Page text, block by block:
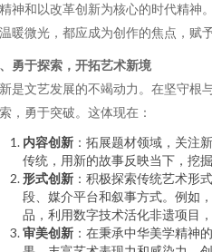
神和以改革创新为核心的时代精神
暖微光，都应成为创作的焦点，赋
勇于探索，开拓艺术新境
是文艺发展的不竭动力。在坚守根
，勇于突破。这体现在：
内容创新 ：拓展题材领域，关注
传统，用新的故事反映当下，挖
形式创新 ：积极探索传统艺术形
段、媒介平台和叙事方式。例如
品，利用数字技术活化非遗项目
审美创新 ：在秉承中华美学精神